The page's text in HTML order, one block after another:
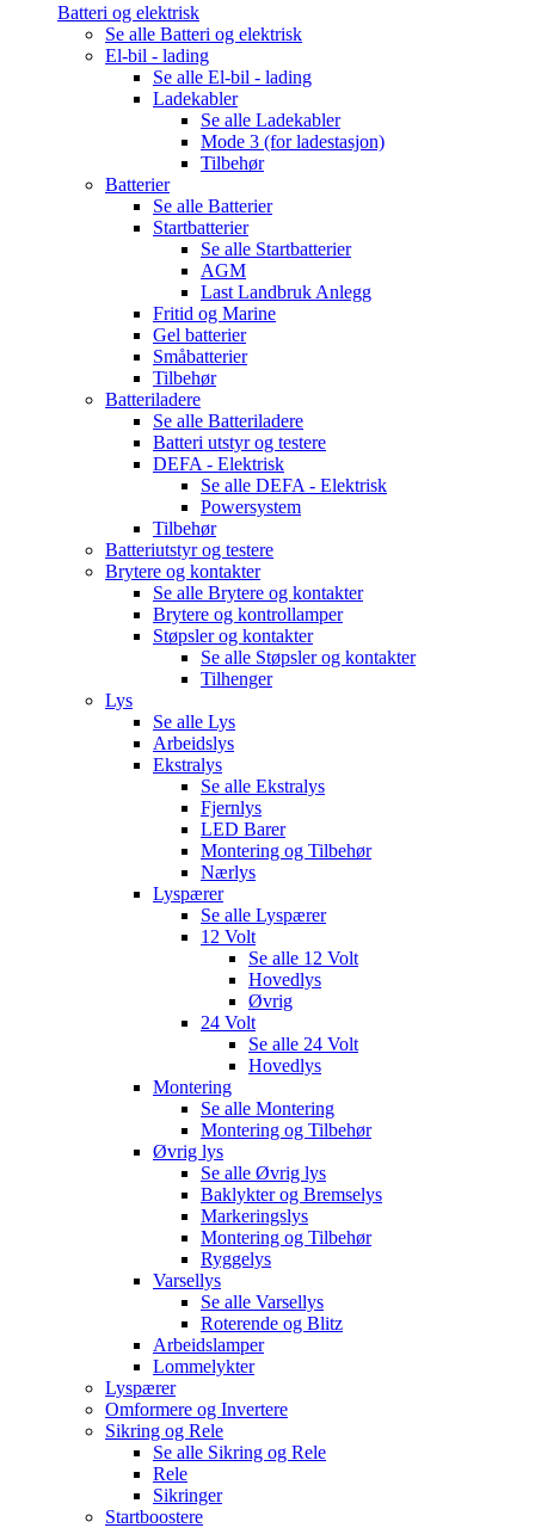
Batteri og elektrisk
Se alle Batteri og elektrisk
El-bil - lading
Se alle El-bil - lading
Ladekabler
Se alle Ladekabler
Mode 3 (for ladestasjon)
Tilbehør
Batterier
Se alle Batterier
Startbatterier
Se alle Startbatterier
AGM
Last Landbruk Anlegg
Fritid og Marine
Gel batterier
Småbatterier
Tilbehør
Batteriladere
Se alle Batteriladere
Batteri utstyr og testere
DEFA - Elektrisk
Se alle DEFA - Elektrisk
Powersystem
Tilbehør
Batteriutstyr og testere
Brytere og kontakter
Se alle Brytere og kontakter
Brytere og kontrollamper
Støpsler og kontakter
Se alle Støpsler og kontakter
Tilhenger
Lys
Se alle Lys
Arbeidslys
Ekstralys
Se alle Ekstralys
Fjernlys
LED Barer
Montering og Tilbehør
Nærlys
Lyspærer
Se alle Lyspærer
12 Volt
Se alle 12 Volt
Hovedlys
Øvrig
24 Volt
Se alle 24 Volt
Hovedlys
Montering
Se alle Montering
Montering og Tilbehør
Øvrig lys
Se alle Øvrig lys
Baklykter og Bremselys
Markeringslys
Montering og Tilbehør
Ryggelys
Varsellys
Se alle Varsellys
Roterende og Blitz
Arbeidslamper
Lommelykter
Lyspærer
Omformere og Invertere
Sikring og Rele
Se alle Sikring og Rele
Rele
Sikringer
Startboostere